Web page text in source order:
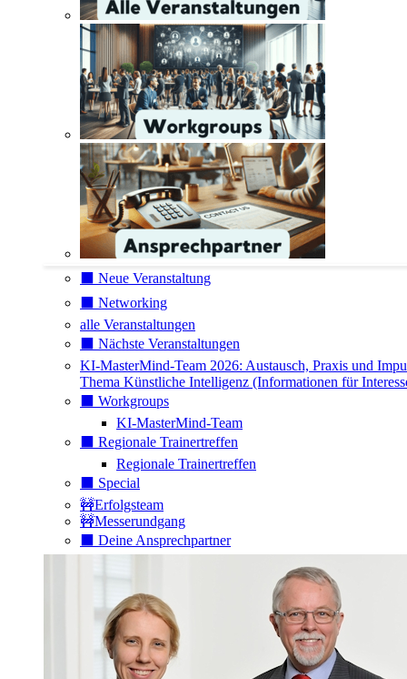
⬛️ Neue Veranstaltung
⬛️ Networking
alle Veranstaltungen
⬛️ Nächste Veranstaltungen
KI-MasterMind-Team 2026: Austausch, Praxis und
Thema Künstliche Intelligenz (Informationen für
⬛️ Workgroups
KI-MasterMind-Team
⬛️ Regionale Trainertreffen
Regionale Trainertreffen
⬛️ Special
🚧Erfolgsteam
🚧Messerundgang
⬛️ Deine Ansprechpartner